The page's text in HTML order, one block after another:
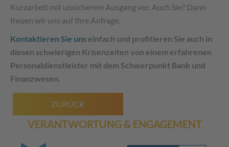
Kurzarbeit mit unsicherem Ausgang vor. Auch Sie? Dann
freuen wir uns auf Ihre Anfrage.
Kontaktieren Sie uns einfach und profitieren Sie auch in
diesen schwierigen Krisenzeiten von einem erfahrenen
Personaldienstleister mit dem Schwerpunkt Bank und
Finanzwesen.
ZURÜCK
VERANTWORTUNG & ENGAGEMENT